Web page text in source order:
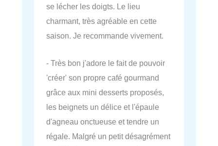
se lécher les doigts. Le lieu
charmant, très agréable en cette
saison. Je recommande vivement.
- Très bon j'adore le fait de pouvoir
'créer' son propre café gourmand
grâce aux mini desserts proposés,
les beignets un délice et l'épaule
d'agneau onctueuse et tendre un
régale. Malgré un petit désagrément